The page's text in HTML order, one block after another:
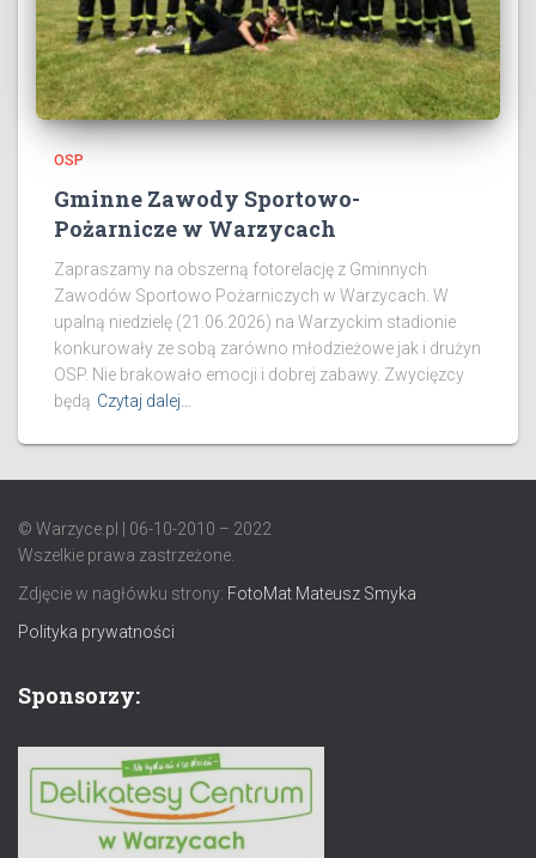
OSP
Gminne Zawody Sportowo-
Pożarnicze w Warzycach
Zapraszamy na obszerną fotorelację z Gminnych
Zawodów Sportowo Pożarniczych w Warzycach. W
upalną niedzielę (21.06.2026) na Warzyckim stadionie
konkurowały ze sobą zarówno młodzieżowe jak i drużyn
OSP. Nie brakowało emocji i dobrej zabawy. Zwycięzcy
będą Czytaj dalej…
© Warzyce.pl | 06-10-2010 – 2022
Wszelkie prawa zastrzeżone.
Zdjęcie w nagłówku strony: FotoMat Mateusz Smyka
Polityka prywatności
Sponsorzy: